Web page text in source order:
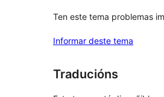
Ten este tema problemas
Informar deste tema
Traducións